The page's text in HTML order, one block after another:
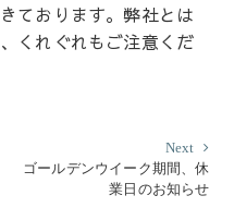
ております。弊社とは
くれぐれもご注意くだ
Next
post:
ゴールデンウイーク期間、休
業日のお知らせ